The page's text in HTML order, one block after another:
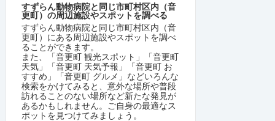
すずらん動物病院と同じ市町村区内（音
更町）の周辺施設やスポットを調べる
すずらん動物病院と同じ市町村区内（音
更町）にある周辺施設やスポットを調べ
ることができます。
また、「音更町 観光スポット」「音更町
天気」「音更町 天気予報」「音更町 お
すすめ」「音更町 グルメ」などいろんな
検索をかけてみると、意外な場所や普段
訪れることのない場所など新たな発見が
あるかもしれません。ご自身の最適なス
ポットを見つけてみましょう。